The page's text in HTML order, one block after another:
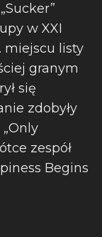
w XXI
miejscu listy
granym
się
zdobyły
zespół
Begins